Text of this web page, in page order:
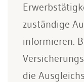
zuständige
informieren.
die